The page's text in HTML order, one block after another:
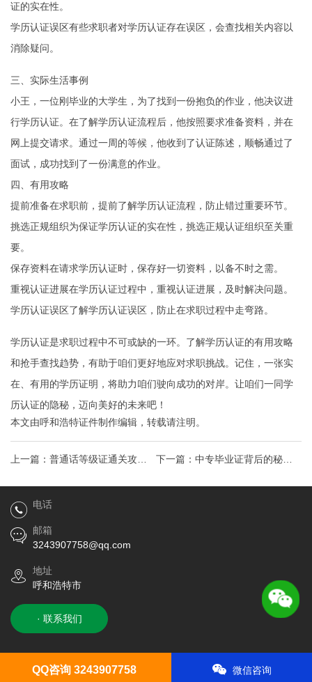
证的实在性。
学历认证误区有些求职者对学历认证存在误区，会查找相关内容以
消除疑问。
三、实际生活事例
小王，一位刚毕业的大学生，为了找到一份抱负的作业，他决议进
行学历认证。在了解学历认证流程后，他按照要求准备资料，并在
网上提交请求。通过一周的等候，他收到了认证陈述，顺畅通过了
面试，成功找到了一份满意的作业。
四、有用攻略
提前准备在求职前，提前了解学历认证流程，防止错过重要环节。
挑选正规组织为保证学历认证的实在性，挑选正规认证组织至关重
要。
保存资料在请求学历认证时，保存好一切资料，以备不时之需。
重视认证进展在学历认证过程中，重视认证进展，及时解决问题。
学历认证误区了解学历认证误区，防止在求职过程中走弯路。
学历认证是求职过程中不可或缺的一环。了解学历认证的有用攻略
和抢手查找趋势，有助于咱们更好地应对求职挑战。记住，一张实
在、有用的学历证明，将助力咱们驶向成功的对岸。让咱们一同学
历认证的隐秘，迈向美好的未来吧！
本文由呼和浩特证件制作编辑，转载请注明。
上一篇： 普通话等级证通关攻略
掌握金钥匙，开启职场新篇章！
下一篇： 中专毕业证背后的秘密
中职生逆袭之路，实现学历升
电话
邮箱
3243907758@qq.com
地址
呼和浩特市
· 联系我们
QQ咨询 3243907758 微信咨询